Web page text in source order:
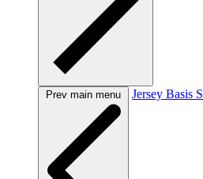
Prev main menu Jersey Basis